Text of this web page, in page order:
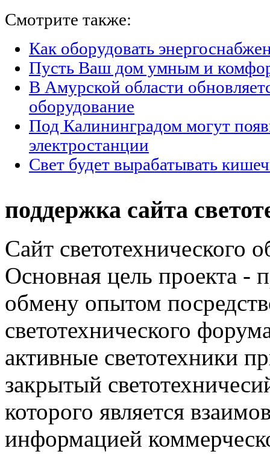
Смотрите также:
Как оборудовать
Пусть Ваш дом умным и
В Амурской области
оборудование
Под Калининградом могут
электростанции
Свет будет вырабатывать
поддержка сайта
Сайт светотехнического
Основная цель проекта -
обмену опытом
светотехнического
активные светотехники
закрытый
которого является
информацией